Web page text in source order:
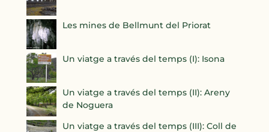
Les mines de Bellmunt del Priorat
Un viatge a través del temps (I): Isona
Un viatge a través del temps (II): Areny
de Noguera
Un viatge a través del temps (III): Coll de